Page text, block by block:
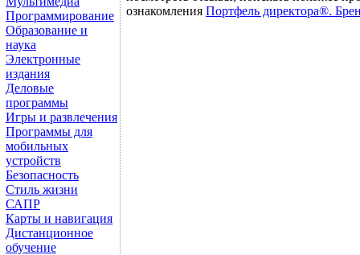
Программирование
Образование и
наука
Электронные
издания
Деловые
программы
Игры и развлечения
Программы для
мобильных
устройств
Безопасность
Стиль жизни
САПР
Карты и навигация
Дистанционное
обучение
ознакомления Портфель директора®.